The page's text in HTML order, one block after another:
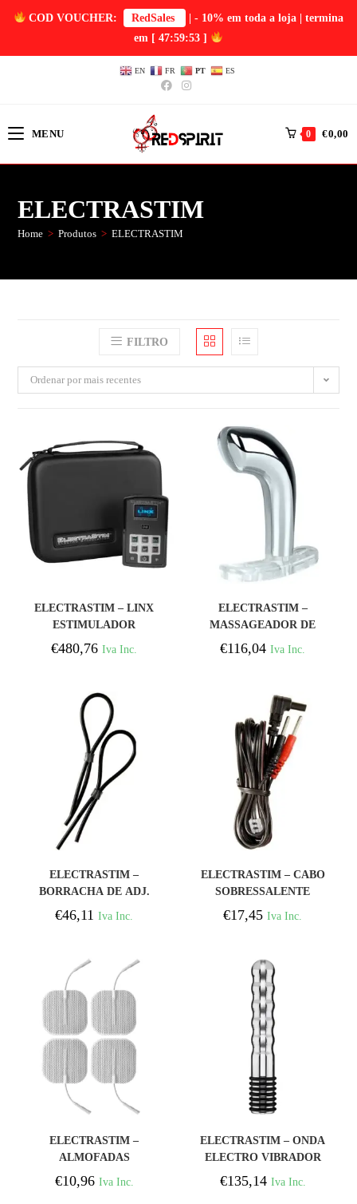
COD VOUCHER: RedSales
| - 10% em toda a loja | termina
em [ 47:59:53 ]
EN FR PT ES
MENU 0 €0,00
ELECTRASTIM
Home > Produtos > ELECTRASTIM
FILTRO
Ordenar por mais recentes
ELECTRASTIM – LINX
ESTIMULADOR
ELÉTRICO DE CANAL
DUPLO COM
CONTROLE REMOTO
€480,76 Iva Inc.
ELECTRASTIM –
MASSAGEADOR DE
PRÓSTATA EXO ROGUE
€116,04 Iva Inc.
ELECTRASTIM –
BORRACHA DE ADJ.
LAOS DE GALO E
ESCROTAL
€46,11 Iva Inc.
ELECTRASTIM – CABO
SOBRESSALENTE
SUBSTITUIO
€17,45 Iva Inc.
ELECTRASTIM –
ALMOFADAS
AUTOADESIVAS
QUADRADAS
€10,96 Iva Inc.
ELECTRASTIM – ONDA
ELECTRO VIBRADOR
€135,14 Iva Inc.